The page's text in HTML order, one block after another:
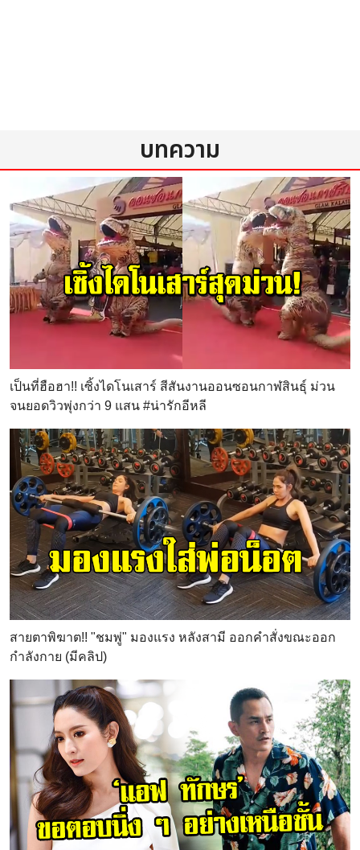
บทความ
เป็นที่ฮือฮา!! เซิ้งไดโนเสาร์ สีสันงานออนซอนกาฬสินธุ์ ม่วน
จนยอดวิวพุ่งกว่า 9 แสน #น่ารักอีหลี
สายตาพิฆาต!! "ชมพู่" มองแรง หลังสามี ออกคำสั่งขณะออก
กำลังกาย (มีคลิป)